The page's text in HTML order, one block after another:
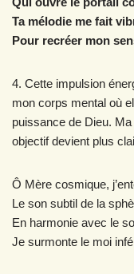
Ta mélodie me fait
Pour recréer mon
4. Cette impulsion
mon corps mental où
puissance de Dieu.
objectif devient plus
Ô Mère cosmique,
Le son subtil de la
En harmonie avec le
Je surmonte le moi